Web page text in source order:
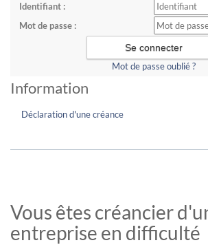
Identifiant :
Mot de passe :
Mot de passe oublié ?
Information
Déclaration d'une créance
Vous êtes créancier
entreprise en difficulté